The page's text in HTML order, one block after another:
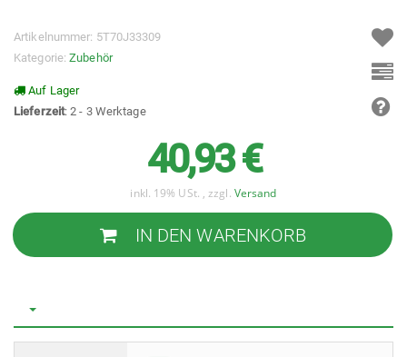
Artikelnummer: 5T70J33309
Kategorie:Zubehör
Auf Lager
Lieferzeit: 2 - 3 Werktage
40,93 €
inkl. 19% USt. , zzgl. Versand
IN DEN WARENKORB